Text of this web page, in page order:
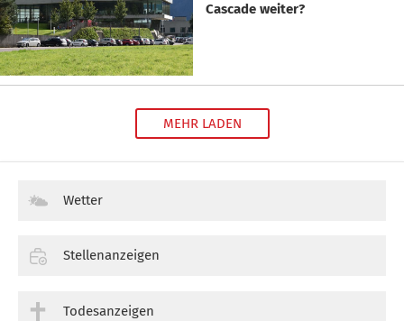
Cascade weiter?
MEHR LADEN
Wetter
Stellenanzeigen
Todesanzeigen